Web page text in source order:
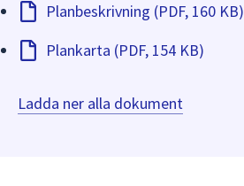
Planbeskrivning (PDF, 160 KB)
Plankarta (PDF, 154 KB)
Ladda ner alla dokument